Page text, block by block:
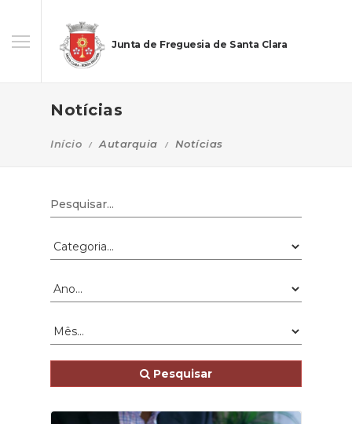
Junta de Freguesia de Santa Clara
Notícias
Início Autarquia Notícias
Pesquisar